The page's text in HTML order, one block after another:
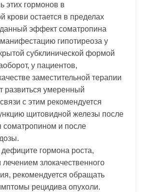
этих гормонов в
крови остается в пределах
эффект соматропина
гипотиреоза у
субклинической формой
у пациентов,
заместительной терапии
развиться умеренный
с этим рекомендуется
щитовидной железы после
соматропином и после
гормона роста,
злокачественного
рекомендуется обращать
рецидива опухоли.